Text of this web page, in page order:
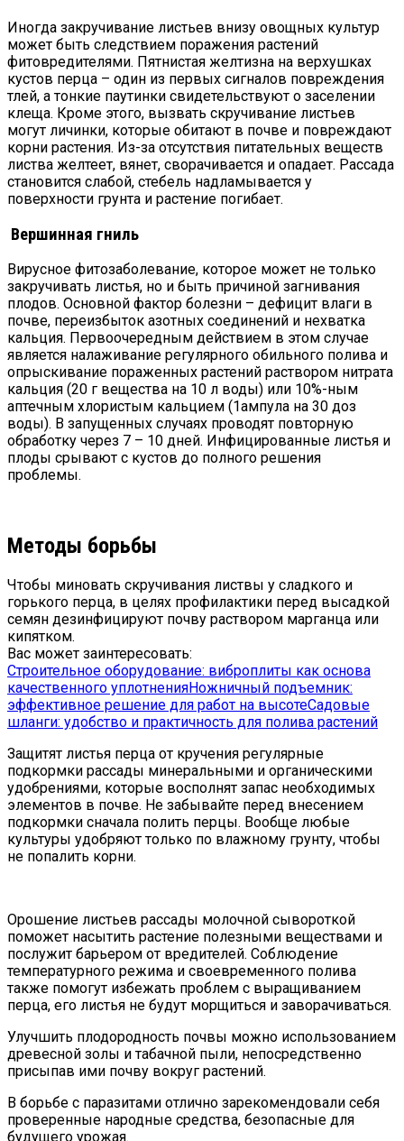
Иногда закручивание листьев внизу овощных культур
может быть следствием поражения растений
фитовредителями. Пятнистая желтизна на верхушках
кустов перца – один из первых сигналов повреждения
тлей, а тонкие паутинки свидетельствуют о заселении
клеща. Кроме этого, вызвать скручивание листьев
могут личинки, которые обитают в почве и повреждают
корни растения. Из-за отсутствия питательных веществ
листва желтеет, вянет, сворачивается и опадает. Рассада
становится слабой, стебель надламывается у
поверхности грунта и растение погибает.
Вершинная гниль
Вирусное фитозаболевание, которое может не только
закручивать листья, но и быть причиной загнивания
плодов. Основной фактор болезни – дефицит влаги в
почве, переизбыток азотных соединений и нехватка
кальция. Первоочередным действием в этом случае
является налаживание регулярного обильного полива и
опрыскивание пораженных растений раствором нитрата
кальция (20 г вещества на 10 л воды) или 10%-ным
аптечным хлористым кальцием (1ампула на 30 доз
воды). В запущенных случаях проводят повторную
обработку через 7 – 10 дней. Инфицированные листья и
плоды срывают с кустов до полного решения
проблемы.
Методы борьбы
Чтобы миновать скручивания листвы у сладкого и
горького перца, в целях профилактики перед высадкой
семян дезинфицируют почву раствором марганца или
кипятком.
Вас может заинтересовать:
Строительное оборудование: виброплиты как основа
качественного уплотненияНожничный подъемник:
эффективное решение для работ на высотеСадовые
шланги: удобство и практичность для полива растений
Защитят листья перца от кручения регулярные
подкормки рассады минеральными и органическими
удобрениями, которые восполнят запас необходимых
элементов в почве. Не забывайте перед внесением
подкормки сначала полить перцы. Вообще любые
культуры удобряют только по влажному грунту, чтобы
не попалить корни.
Орошение листьев рассады молочной сывороткой
поможет насытить растение полезными веществами и
послужит барьером от вредителей. Соблюдение
температурного режима и своевременного полива
также помогут избежать проблем с выращиванием
перца, его листья не будут морщиться и заворачиваться.
Улучшить плодородность почвы можно использованием
древесной золы и табачной пыли, непосредственно
присыпав ими почву вокруг растений.
В борьбе с паразитами отлично зарекомендовали себя
проверенные народные средства, безопасные для
будущего урожая.